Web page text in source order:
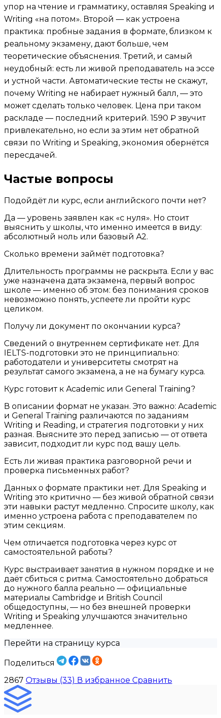
упор на чтение и грамматику, оставляя Speaking и
Writing «на потом». Второй — как устроена
практика: пробные задания в формате, близком к
реальному экзамену, дают больше, чем
теоретические объяснения. Третий, и самый
неудобный: есть ли живой преподаватель на эссе
и устной части. Автоматические тесты не скажут,
почему Writing не набирает нужный балл, — это
может сделать только человек. Цена при таком
раскладе — последний критерий. 1590 ₽ звучит
привлекательно, но если за этим нет обратной
связи по Writing и Speaking, экономия обернётся
пересдачей.
Частые вопросы
Подойдёт ли курс, если английского почти нет?
Да — уровень заявлен как «с нуля». Но стоит
выяснить у школы, что именно имеется в виду:
абсолютный ноль или базовый A2.
Сколько времени займёт подготовка?
Длительность программы не раскрыта. Если у вас
уже назначена дата экзамена, первый вопрос
школе — именно об этом: без понимания сроков
невозможно понять, успеете ли пройти курс
целиком.
Получу ли документ по окончании курса?
Сведений о внутреннем сертификате нет. Для
IELTS-подготовки это не принципиально:
работодатели и университеты смотрят на
результат самого экзамена, а не на бумагу курса.
Курс готовит к Academic или General Training?
В описании формат не указан. Это важно: Academic
и General Training различаются по заданиям
Writing и Reading, и стратегия подготовки у них
разная. Выясните это перед записью — от ответа
зависит, подходит ли курс под вашу цель.
Есть ли живая практика разговорной речи и
проверка письменных работ?
Данных о формате практики нет. Для Speaking и
Writing это критично — без живой обратной связи
эти навыки растут медленно. Спросите школу, как
именно устроена работа с преподавателем по
этим секциям.
Чем отличается подготовка через курс от
самостоятельной работы?
Курс выстраивает занятия в нужном порядке и не
даёт сбиться с ритма. Самостоятельно добраться
до нужного балла реально — официальные
материалы Cambridge и British Council
общедоступны, — но без внешней проверки
Writing и Speaking улучшаются значительно
медленнее.
Перейти на страницу курса
Поделиться
2867 Отзывы (33) В избранное Сравнить